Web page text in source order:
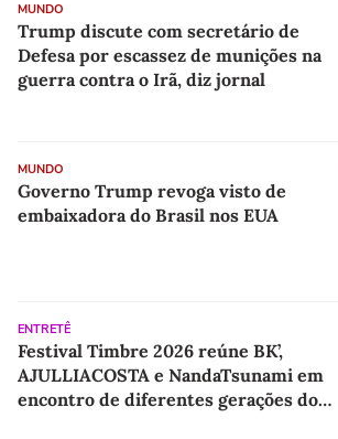
MUNDO
Trump discute com secretário de
Defesa por escassez de munições na
guerra contra o Irã, diz jornal
MUNDO
Governo Trump revoga visto de
embaixadora do Brasil nos EUA
ENTRETÊ
Festival Timbre 2026 reúne BK’,
AJULLIACOSTA e NandaTsunami em
encontro de diferentes gerações do